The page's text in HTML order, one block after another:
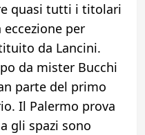
quasi tutti i titolari
per
da Lancini.
da mister Bucchi
parte del primo
Il Palermo prova
gli spazi sono